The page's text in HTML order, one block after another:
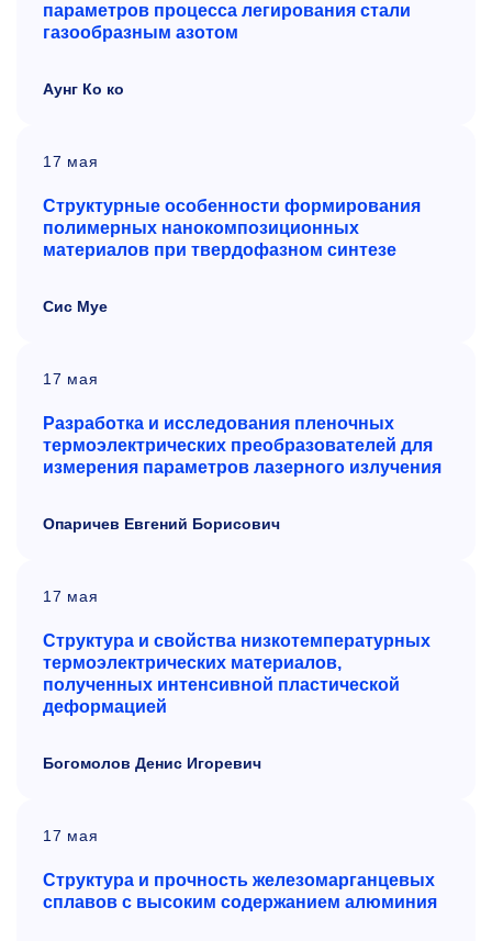
параметров процесса легирования стали
газообразным азотом
Аунг Ко ко
17 мая
Структурные особенности формирования
полимерных нанокомпозиционных
материалов при твердофазном синтезе
Сис Муе
17 мая
Разработка и исследования пленочных
термоэлектрических преобразователей для
измерения параметров лазерного излучения
Опаричев Евгений Борисович
17 мая
Структура и свойства низкотемпературных
термоэлектрических материалов,
полученных интенсивной пластической
деформацией
Богомолов Денис Игоревич
17 мая
Структура и прочность железомарганцевых
сплавов с высоким содержанием алюминия